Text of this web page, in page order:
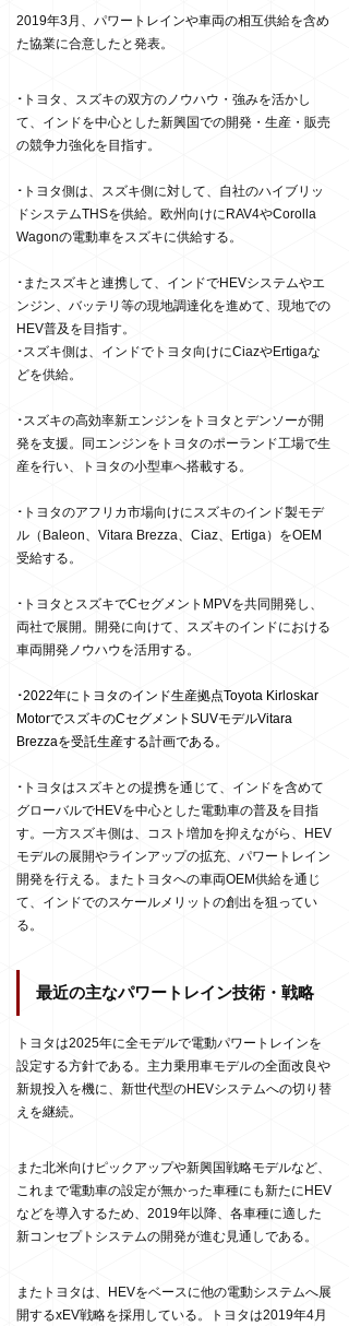
2019年3月、パワートレインや車両の相互供給を含め
た協業に合意したと発表。
･ トヨタ、スズキの双方のノウハウ・強みを活かし
て、インドを中心とした新興国での開発・生産・販売
の競争力強化を目指す。
･ トヨタ側は、スズキ側に対して、自社のハイブリッ
ドシステムTHSを供給。欧州向けにRAV4やCorolla
Wagonの電動車をスズキに供給する。
･ またスズキと連携して、インドでHEVシステムやエ
ンジン、バッテリ等の現地調達化を進めて、現地での
HEV普及を目指す。
･ スズキ側は、インドでトヨタ向けにCiazやErtigaな
どを供給。
･ スズキの高効率新エンジンをトヨタとデンソーが開
発を支援。同エンジンをトヨタのポーランド工場で生
産を行い、トヨタの小型車へ搭載する。
･ トヨタのアフリカ市場向けにスズキのインド製モデ
ル（Baleon、Vitara Brezza、Ciaz、Ertiga）をOEM
受給する。
･ トヨタとスズキでCセグメントMPVを共同開発し、
両社で展開。開発に向けて、スズキのインドにおける
車両開発ノウハウを活用する。
･2022年にトヨタのインド生産拠点Toyota Kirloskar
MotorでスズキのCセグメント SUVモデルVitara
Brezzaを受託生産する計画である。
･ トヨタはスズキとの提携を通じて、インドを含めて
グローバルでHEVを中心とした電動車の普及を目指
す。一方スズキ側は、コスト増加を抑えながら、 HEV
モデルの展開やラインアップの拡充、パワートレイン
開発を行える。またトヨタへの車両OEM供給を通じ
て、インドでのスケールメリットの創出を狙ってい
る。
最近の主なパワートレイン技術・戦略
トヨタは2025年に全モデルで電動パワートレインを
設定する方針である。主力乗用車モデルの全面改良や
新規投入を機に、新世代型のHEVシステムへの切り替
えを継続。
また北米向けピックアップや新興国戦略モデルなど、
これまで電動車の設定が無かった車種にも新たにHEV
などを導入するため、2019年以降、各車種に適した
新コンセプトシステムの開発が進む見通しである。
またトヨタは、HEVをベースに他の電動システムへ展
開するxEV戦略を採用している。トヨタは2019年4月